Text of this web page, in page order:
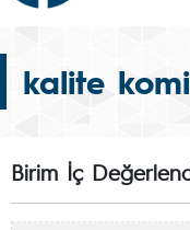
kalite
Birim İç